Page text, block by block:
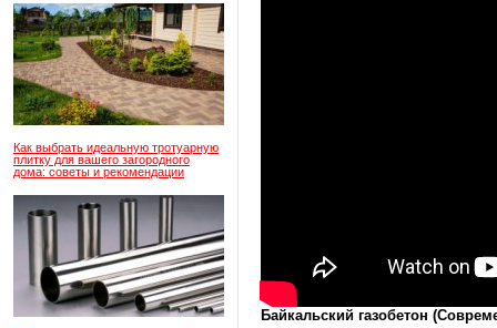
Как выбрать идеальную тротуарную
плитку для вашего загородного
дома: советы и рекомендации
Байкальский газобетон